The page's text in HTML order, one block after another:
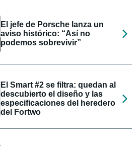
El jefe de Porsche lanza un
aviso histórico: “Así no
podemos sobrevivir”
El Smart #2 se filtra: quedan al
descubierto el diseño y las
especificaciones del heredero
del Fortwo